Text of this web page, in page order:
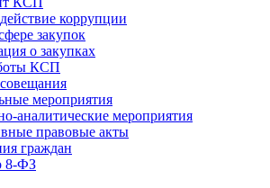
коррупции
закупок
о закупках
КСП
мероприятия
аналитические мероприятия
правовые акты
граждан
8-ФЗ